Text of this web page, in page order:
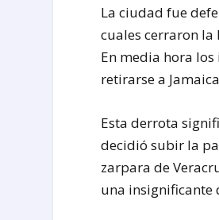
La ciudad fue
cuales cerraron
En media hora
retirarse a
Esta derrota
decidió subir la
zarpara de
una insignificante